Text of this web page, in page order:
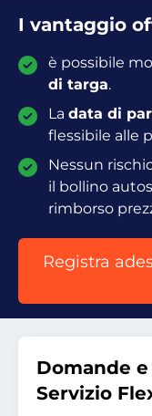
I vantaggio
è possibile
di targa.
La data di
flessibile alle
Nessun
il bollino
rimborso
Registra
Domande
Servizio